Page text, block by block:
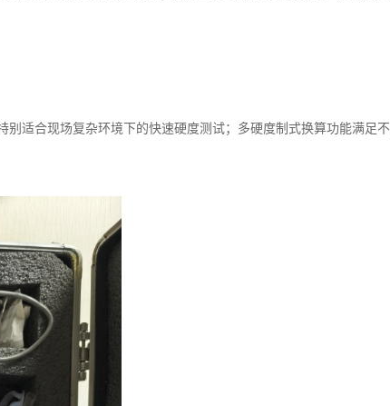
适合现场复杂环境下的快速硬度测试；多硬度制式换算功能满足